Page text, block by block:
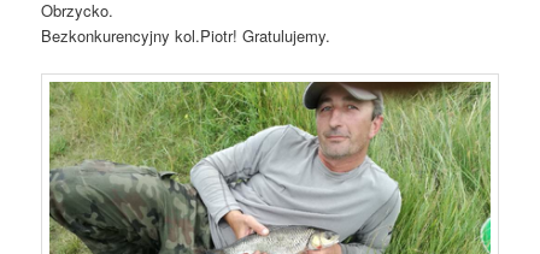
Obrzycko.
Bezkonkurencyjny kol.Piotr! Gratulujemy.